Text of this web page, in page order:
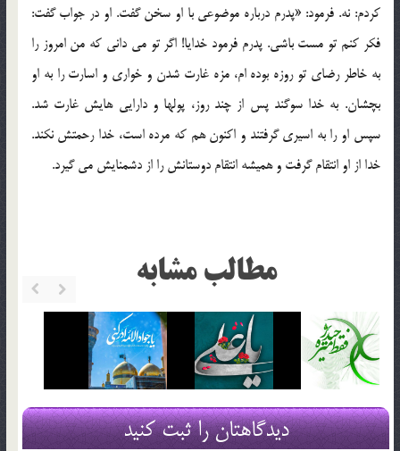
کردم: نه. فرمود: «پدرم درباره موضوعی با او سخن گفت. او در جواب گفت:
فکر کنم تو مست باشی. پدرم فرمود خدایا! اگر تو می دانی که من امروز را
به خاطر رضای تو روزه بوده ام، مزه غارت شدن و خواری و اسارت را به او
بچشان. به خدا سوگند پس از چند روز، پولها و دارایی هایش غارت شد.
سپس او را به اسیری گرفتند و اکنون هم که مرده است، خدا رحمتش نکند.
خدا از او انتقام گرفت و همیشه انتقام دوستانش را از دشمنایش می گیرد.
مطالب مشابه
دیدگاهتان را ثبت کنید